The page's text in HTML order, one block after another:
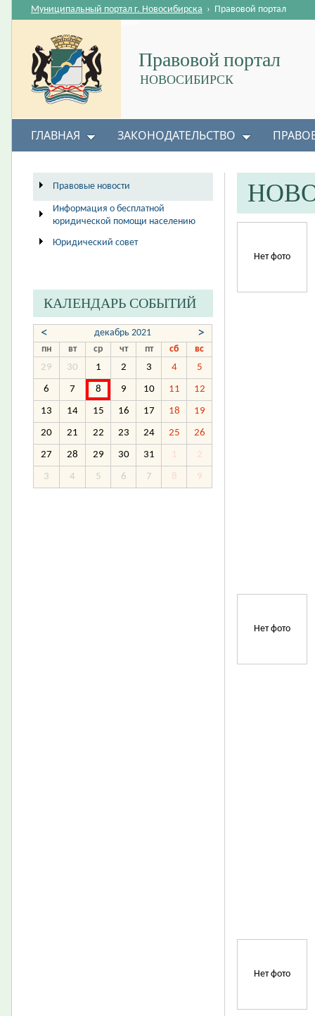
Правовой портал
НОВОСИБИРСК
Муниципальный портал г. Новосибирска › Правовой портал
ГЛАВНАЯ ЗАКОНОДАТЕЛЬСТВО
Нет фото
Нет фото
Нет фото
Правовые новости
Информация о бесплатной
юридической помощи населению
Юридический совет
КАЛЕНДАРЬ СОБЫТИЙ
< декабрь 2021 >
пн вт ср чт пт сб
вс
29
30 1 2 3 4 5
6 7 8 9 10 11 12
13 14 15 16 17 18 19
20 21 22 23 24 25 26
27 28 29 30 31 1 2
3 4 5 6 7 8 9